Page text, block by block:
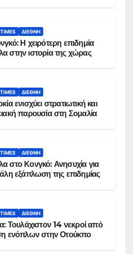
ΔΙΕΘΝΉ
Η χειρότερη επιδημία
στην ιστορία της χώρας
ΔΙΕΘΝΉ
ενισχύει στρατιωτική και
παρουσία στη Σομαλία
ΔΙΕΘΝΉ
στο Κονγκό: Ανησυχία για
εξάπλωση της επιδημίας
ΔΙΕΘΝΉ
Τουλάχιστον 14 νεκροί από
ενόπλων στην Οτούκπο